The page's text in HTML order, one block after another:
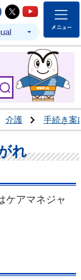
式LINE
市公式Instagram
結城市公式
結城市公式
結城市
介護 手続き案
れ
ケアマネジャ